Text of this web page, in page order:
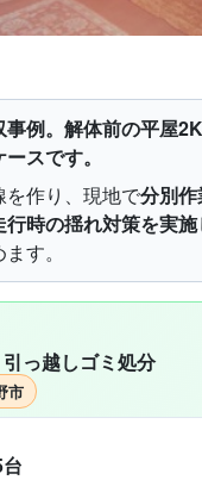
例。解体前の平屋
スです。
を作り、現地で分別作
行時の揺れ対策を実施
す。
っ越しゴミ処分
市